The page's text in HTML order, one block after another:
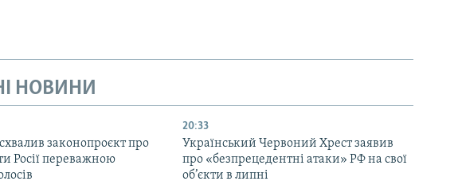
НОВИНИ
законопроєкт про
Росії переважною
20:33
Український Червоний Хрест заявив
про «безпрецедентні атаки» РФ на свої
об’єкти в липні